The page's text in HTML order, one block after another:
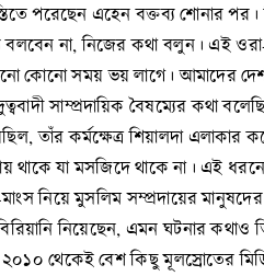
পরেছেন এহেন বক্তব্য শোনার
বলবেন না, নিজের কথা বলুন। এই
কোনো সময় ভয় লাগে। আমাদের
সাম্প্রদায়িক বৈষম্যের কথা
তাঁর কর্মক্ষেত্র শিয়ালদা এলাকার
থাকে যা মসজিদে থাকে না। এই
নিয়ে মুসলিম সম্প্রদায়ের
নিয়েছেন, এমন ঘটনার কথাও
থেকেই বেশ কিছু মূলস্রোতের